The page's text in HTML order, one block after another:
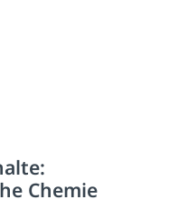
Chemie